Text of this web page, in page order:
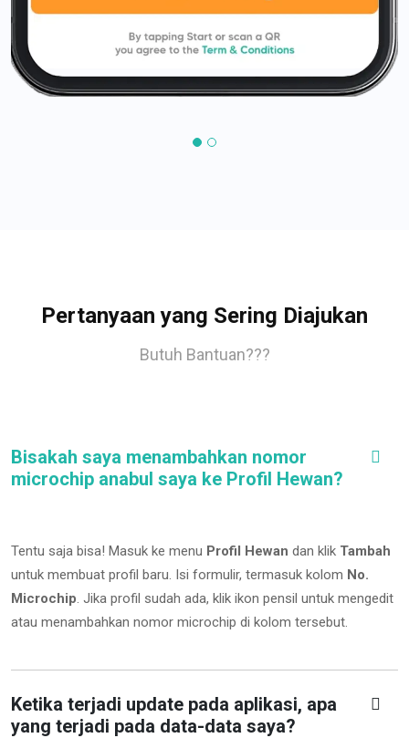
Pertanyaan yang Sering Diajukan
Butuh Bantuan???
Bisakah saya menambahkan nomor
microchip anabul saya ke Profil Hewan?
Tentu saja bisa! Masuk ke menu Profil Hewan dan klik Tambah
untuk membuat profil baru. Isi formulir, termasuk kolom No.
Microchip. Jika profil sudah ada, klik ikon pensil untuk mengedit
atau menambahkan nomor microchip di kolom tersebut.
Ketika terjadi update pada aplikasi, apa
yang terjadi pada data-data saya?